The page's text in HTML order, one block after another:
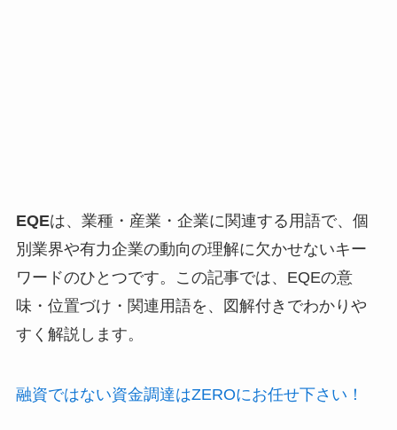
EQEは、業種・産業・企業に関連する用語で、個
別業界や有力企業の動向の理解に欠かせないキー
ワードのひとつです。この記事では、EQEの意
味・位置づけ・関連用語を、図解付きでわかりや
すく解説します。
融資ではない資金調達はZEROにお任せ下さい！